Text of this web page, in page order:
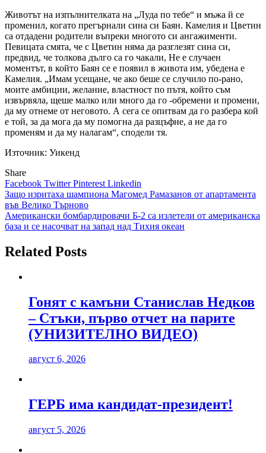
Животът на изпълнителката на „Луда по тебе“ и мъжа й се
променил, когато прегърнали сина си Баян. Камелия и Цветин
са отдадени родители въпреки многото си ангажименти.
Певицата смята, че с Цветин няма да разглезят сина си,
предвид, че толкова дълго са го чакали, Не е случаен
моментът, в който Баян се е появил в живота им, убедена е
Камелия. „Имам усещане, че ако беше се случило по-рано,
моите амбиции, желание, властност по пътя, който съм
извървяла, щеше малко или много да го -обремени и промени,
да му отнеме от неговото. А сега се опитвам да го разбера кой
е той, за да мога да му помогна да разцъфне, а не да го
променям и да му налагам“, сподели тя.
Източник: Уикенд
Share
Facebook TwitterPinterest Linkedin
Навигация
Защо изритаха шампиона Магомед Рамазанов от апартамента
във Велико Търново
Американски бомбардировачи Б-2 са излетели от американска
база и се насочват на запад над Тихия океан
Related Posts
Гонят с камъни Станислав Недков
– Стъки, първо отчет на парите
(УНИЗИТЕЛНО ВИДЕО)
август 6, 2026
ГЕРБ има кандидат-президент!
август 5, 2026